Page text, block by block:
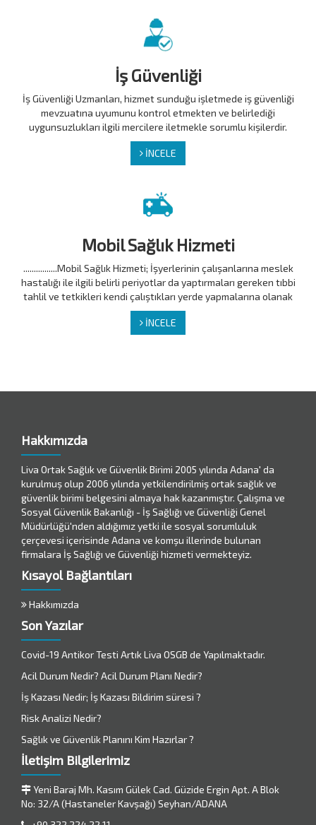
İş Güvenliği
İş Güvenliği Uzmanları, hizmet sunduğu işletmede iş güvenliği
mevzuatına uyumunu kontrol etmekten ve belirlediği
uygunsuzlukları ilgili mercilere iletmekle sorumlu kişilerdir.
İNCELE
Mobil Sağlık Hizmeti
................Mobil Sağlık Hizmeti; İşyerlerinin çalışanlarına meslek
hastalığı ile ilgili belirli periyotlar da yaptırmaları gereken tıbbi
tahlil ve tetkikleri kendi çalıştıkları yerde yapmalarına olanak
İNCELE
Hakkımızda
Liva Ortak Sağlık ve Güvenlik Birimi 2005 yılında Adana' da
kurulmuş olup 2006 yılında yetkilendirilmiş ortak sağlık ve
güvenlik birimi belgesini almaya hak kazanmıştır. Çalışma ve
Sosyal Güvenlik Bakanlığı - İş Sağlığı ve Güvenliği Genel
Müdürlüğü'nden aldığımız yetki ile sosyal sorumluluk
çerçevesi içerisinde Adana ve komşu illerinde bulunan
firmalara İş Sağlığı ve Güvenliği hizmeti vermekteyiz.
Kısayol Bağlantıları
Hakkımızda
Son Yazılar
Covid-19 Antikor Testi Artık Liva OSGB de Yapılmaktadır.
Acil Durum Nedir? Acil Durum Planı Nedir?
İş Kazası Nedir; İş Kazası Bildirim süresi ?
Risk Analizi Nedir?
Sağlık ve Güvenlik Planını Kim Hazırlar ?
İletişim Bilgilerimiz
Yeni Baraj Mh. Kasım Gülek Cad. Güzide Ergin Apt. A Blok
No: 32/A (Hastaneler Kavşağı) Seyhan/ADANA